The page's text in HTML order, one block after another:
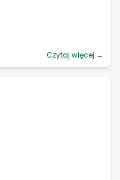
Czytaj więcej →